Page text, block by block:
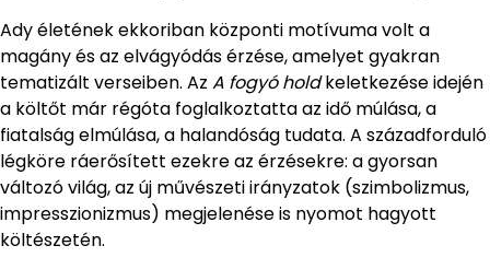
Ady életének ekkoriban központi motívuma volt a
magány és az elvágyódás érzése, amelyet gyakran
tematizált verseiben. Az A fogyó holdkeletkezése idején
a költőt már régóta foglalkoztatta az idő múlása, a
fiatalság elmúlása, a halandóság tudata. A századforduló
légköre ráerősített ezekre az érzésekre: a gyorsan
változó világ, az új művészeti irányzatok (szimbolizmus,
impresszionizmus) megjelenése is nyomot hagyott
költészetén.